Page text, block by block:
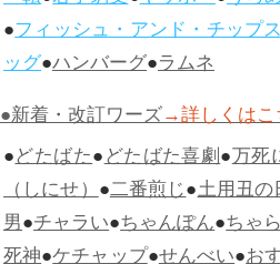
●フィッシュ・アンド・チップ
ッグ●ハンバーグ●ラムネ
●新着・改訂ワーズ→詳しくはこ
●どたばた●どたばた喜劇●万死
（しにせ）●二番煎じ●土用丑の
男●チャラい●ちゃんぽん●ちゃ